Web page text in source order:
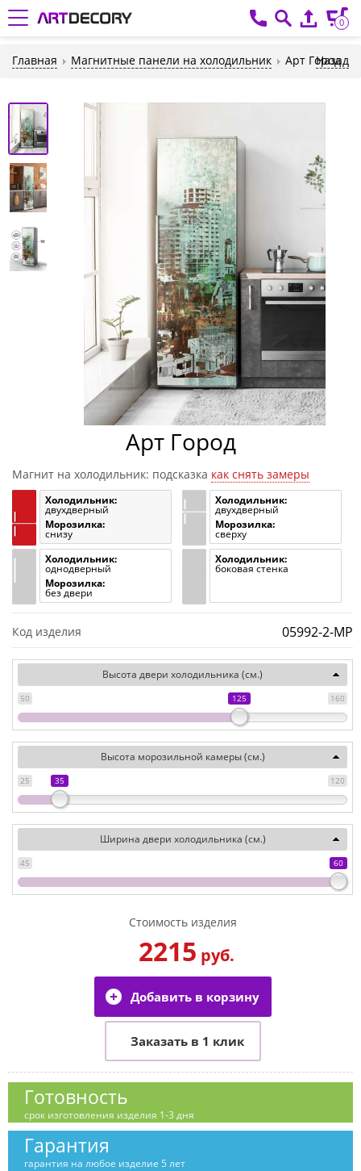
0
Главная Магнитные панели на холодильник Арт Город
Арт Город
Магнит на холодильник: подсказка как снять замеры
Холодильник:
двухдверный
Морозилка:
снизу
Холодильник:
двухдверный
Морозилка:
сверху
Холодильник:
однодверный
Морозилка:
без двери
Холодильник:
боковая стенка
Код изделия 05992-2-MP
Высота двери холодильника (см.)
50 160
125
Высота морозильной камеры (см.)
25 120
35
Ширина двери холодильника (см.)
45 60
Стоимость изделия
2215 руб.
Готовность
срок изготовления изделия 1-3 дня
Гарантия
гарантия на любое изделие 5 лет